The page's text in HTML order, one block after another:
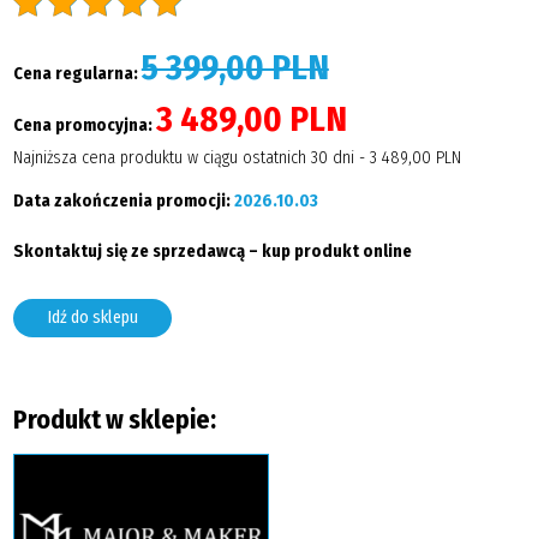
Cena regularna:5 399,00 PLN
Cena promocyjna:3 489,00 PLN
Najniższa cena produktu w ciągu ostatnich 30 dni - 3 489,00 PLN
Data zakończenia promocji:2026.10.03
Skontaktuj się ze sprzedawcą – kup produkt online
Idź do sklepu
Produkt w sklepie: